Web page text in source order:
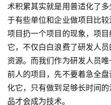
术积累其实就是用普适化了
于有些单位和企业做项目比
项目扔一个项目的现象，项
它，不仅白白浪费了研发人
资源。而我们作为研发人员
前人的项目，先不要着急全
化它，只有做到足够长时间
品才会成为技术。